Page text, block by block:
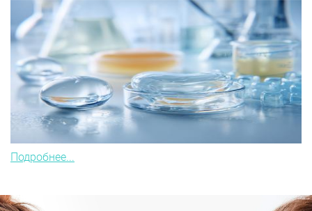
Подробнее...